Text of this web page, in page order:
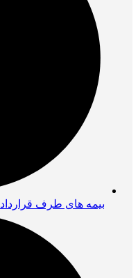
بیمه های طرف قرارداد